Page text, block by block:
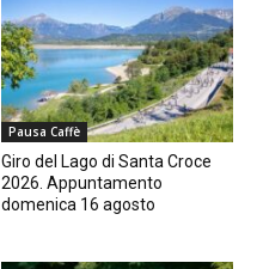
Pausa Caffè
Giro del Lago di Santa Croce
2026. Appuntamento
domenica 16 agosto